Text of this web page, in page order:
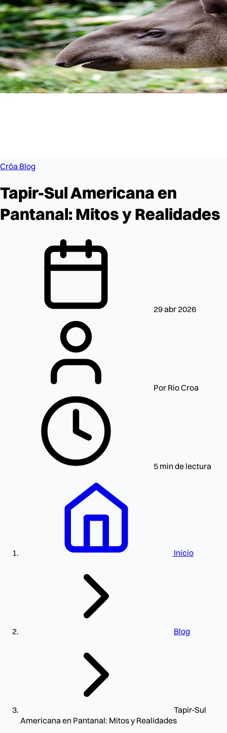
Crôa Blog
Tapir-Sul Americana en
Pantanal: Mitos y Realidades
29 abr 2026
Por Rio Croa
5 min de lectura
Início
Blog
Tapir-Sul
Americana en Pantanal: Mitos y Realidades